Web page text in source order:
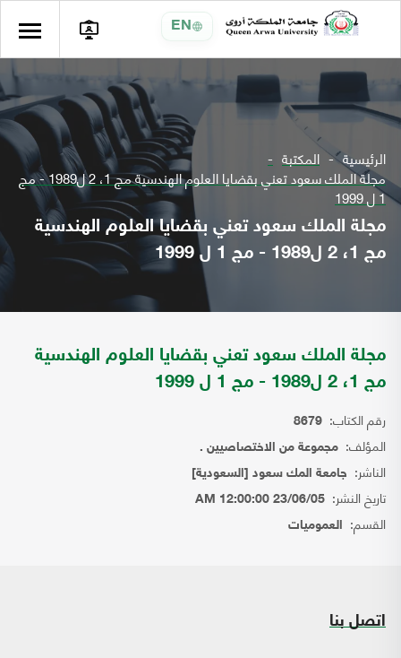
EN
الرئيسية المكتبة
مجلة الملك سعود تعني بقضايا العلوم الهندسية مج 1، 2 ل1989 - مج
1 ل 1999
مجلة الملك سعود تعني بقضايا العلوم الهندسية
مج 1، 2 ل1989 - مج 1 ل 1999
مجلة الملك سعود تعني بقضايا العلوم الهندسية
مج 1، 2 ل1989 - مج 1 ل 1999
رقم الكتاب: 8679
المؤلف: مجموعة من الاختصاصيين .
الناشر: جامعة المك سعود [السعودية]
تاريخ النشر: 23/06/05 12:00:00 AM
القسم: العموميات
اتصل بنا